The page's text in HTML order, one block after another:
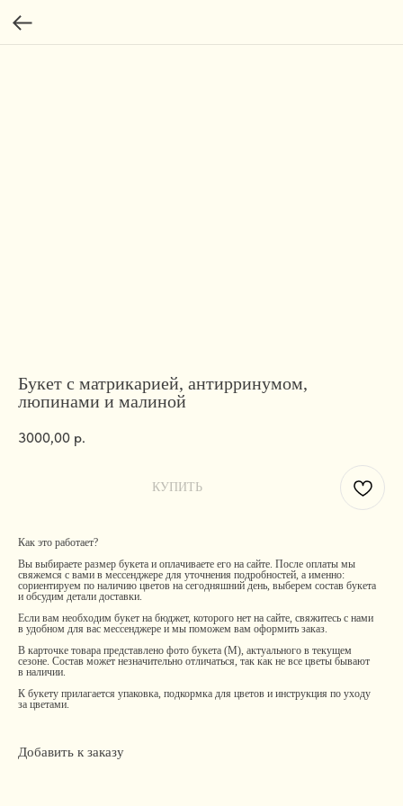
Букет с матрикарией, антирринумом,
люпинами и малиной
3000,00 р.
КУПИТЬ
Как это работает?
Вы выбираете размер букета и оплачиваете его на сайте. После оплаты мы
свяжемся с вами в мессенджере для уточнения подробностей, а именно:
сориентируем по наличию цветов на сегодняшний день, выберем состав букета
и обсудим детали доставки.
Если вам необходим букет на бюджет, которого нет на сайте, свяжитесь с нами
в удобном для вас мессенджере и мы поможем вам оформить заказ.
В карточке товара представлено фото букета (М), актуального в текущем
сезоне. Состав может незначительно отличаться, так как не все цветы бывают
в наличии.
К букету прилагается упаковка, подкормка для цветов и инструкция по уходу
за цветами.
Добавить к заказу